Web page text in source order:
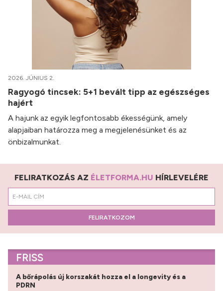
2026. JÚNIUS 2.
Ragyogó tincsek: 5+1 bevált tipp az egészséges
hajért
A hajunk az egyik legfontosabb ékességünk, amely
alapjaiban határozza meg a megjelenésünket és az
önbizalmunkat.
FELIRATKOZÁS AZ ÉLETFORMA.HU HÍRLEVELÉRE
FELIRATKOZOM
FRISS
A bőrápolás új korszakát hozza el a longevity és a
PDRN